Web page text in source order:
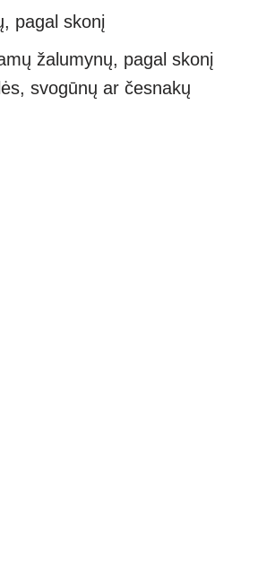
pagal skonį
žalumynų, pagal skonį
svogūnų ar česnakų